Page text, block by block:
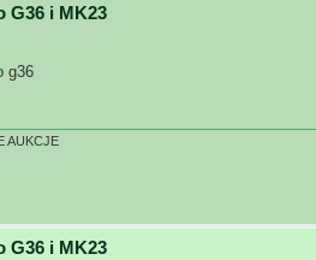
G36 i MK23
g36
AUKCJE
G36 i MK23